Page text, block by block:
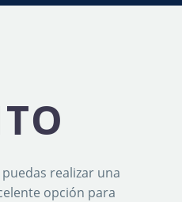
realizar una
opción para